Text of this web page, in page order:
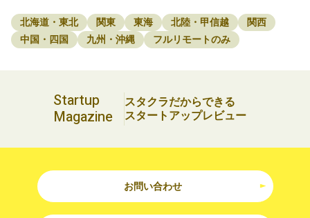
北海道・東北 関東 東海 北陸・甲信越
関西
中国・四国
九州・沖縄 フルリモートのみ
Startup
Magazine
スタクラだからできる
スタートアップレビュー
お問い合わせ